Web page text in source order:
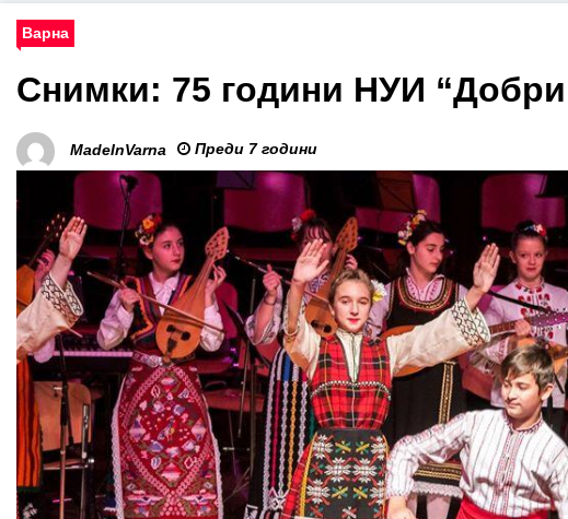
Варна
Снимки: 75 години НУИ
MadeInVarna Преди 7 години